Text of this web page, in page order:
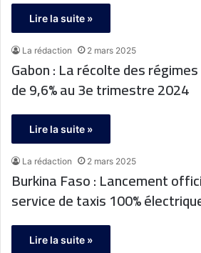
Lire la suite »
La rédaction 2 mars 2025
Gabon : La récolte des
de 9,6% au 3e trimestre 2024
Lire la suite »
La rédaction 2 mars 2025
Burkina Faso : Lancement
service de taxis 100%
Lire la suite »